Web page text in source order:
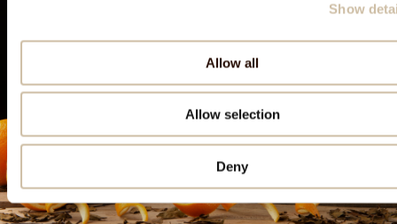
Show
Allow all
Allow selection
Deny